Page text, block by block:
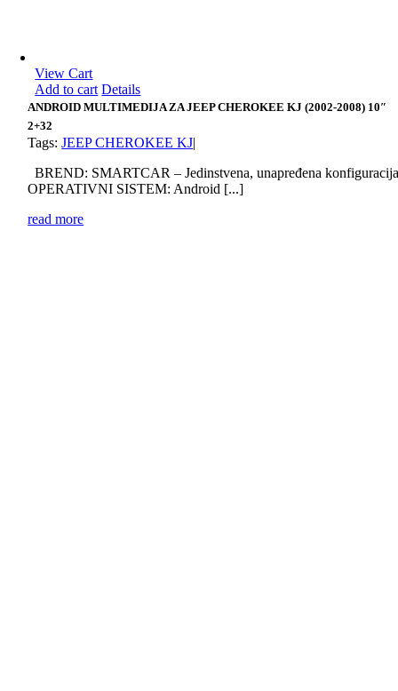
View Cart
Add to cart Details
ANDROID MULTIMEDIJA ZA JEEP CHEROKEE KJ (2002-2008) 10″
2+32
Tags:JEEP CHEROKEE KJ|
BREND: SMARTCAR – Jedinstvena, unapređena
OPERATIVNI SISTEM: Android [...]
read more